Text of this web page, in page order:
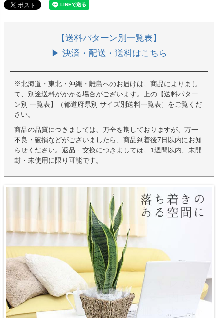
【送料パターン別一覧表】
▶ 決済・配送・送料はこちら
※北海道・東北・沖縄・離島へのお届けは、商品によりまし
て、別途送料がかかる場合がございます。上の【送料パター
ン別 一覧表】（都道府県別 サイズ別送料一覧表）をご覧くだ
さい。
商品の品質につきましては、万全を期しておりますが、万一
不良・破損などがございましたら、商品到着後7日以内にお知
らせください。返品・交換につきましては、1週間以内、未開
封・未使用に限り可能です。